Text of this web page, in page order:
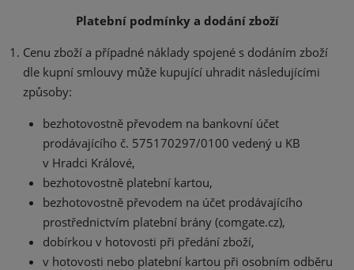
Platební podmínky a dodání zboží
Cenu zboží a případné náklady spojené s dodáním zboží
dle kupní smlouvy může kupující uhradit následujícími
způsoby:
bezhotovostně převodem na bankovní účet
prodávajícího č. 575170297/0100 vedený u KB
v Hradci Králové,
bezhotovostně platební kartou,
bezhotovostně převodem na účet prodávajícího
prostřednictvím platební brány (comgate.cz),
dobírkou v hotovosti při předání zboží,
v hotovosti nebo platební kartou při osobním odběru